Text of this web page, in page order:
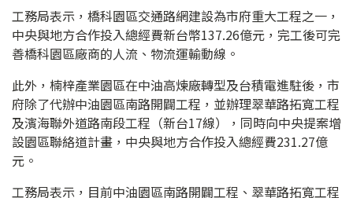
工務局表示，橋科園區交通路網建設為市府重大工程之一，
中央與地方合作投入總經費新台幣137.26億元，完工後可完
善橋科園區廠商的人流、物流運輸動線。
此外，楠梓產業園區在中油高煉廠轉型及台積電進駐後，市
府除了代辦中油園區南路開闢工程，並辦理翠華路拓寬工程
及濱海聯外道路南段工程（新台17線），同時向中央提案增
設園區聯絡道計畫，中央與地方合作投入總經費231.27億
元。
工務局表示，目前中油園區南路開闢工程、翠華路拓寬工程